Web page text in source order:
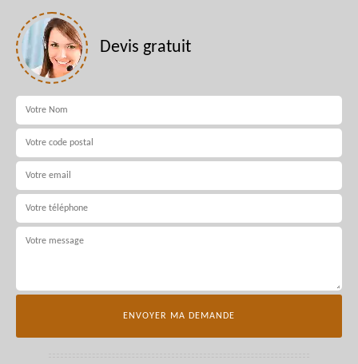
Devis gratuit